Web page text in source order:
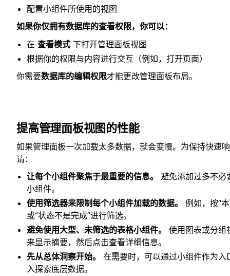
配置小组件所使用的视图
如果你仅拥有数据库的查看权限，你可以：
在 查看模式 下打开管理面板视图
根据你的权限与内容进行交互（例如，打开页面）
你需要数据库的编辑权限才能更改管理面板布局。
提高管理面板视图的性能
如果管理面板一次加载太多数据，就会变慢。为保持快速
请：
让每个小组件聚焦于最重要的信息。
避免添加过多不必
小组件。
使用筛选器来限制每个小组件加载的数据。
例如，按“
或“状态不是完成”进行筛选。
避免使用大型、未筛选的表格小组件。
使用图表或分组
来显示摘要，然后点击查看详细信息。
先从总体洞察开始。
在需要时，可以通过小组件作为入
入探索底层数据。